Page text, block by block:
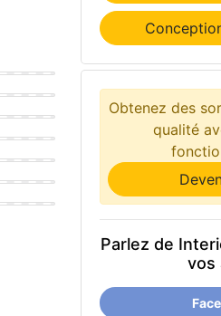
Obtenez des
qualité
Parlez de
vos